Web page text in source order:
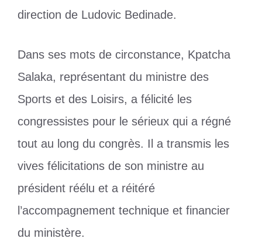
direction de Ludovic Bedinade.
Dans ses mots de circonstance, Kpatcha
Salaka, représentant du ministre des
Sports et des Loisirs, a félicité les
congressistes pour le sérieux qui a régné
tout au long du congrès. Il a transmis les
vives félicitations de son ministre au
président réélu et a réitéré
l’accompagnement technique et financier
du ministère.